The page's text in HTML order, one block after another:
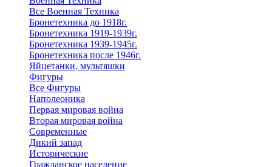
Все Военная Техника
Бронетехника до 1918г.
Бронетехника 1919-1939г.
Бронетехника 1939-1945г.
Бронетехника после 1946г.
Яйцетанки, мультяшки
Фигуры
Все Фигуры
Наполеоника
Первая мировая война
Вторая мировая война
Современные
Дикий запад
Исторические
Гражданское население